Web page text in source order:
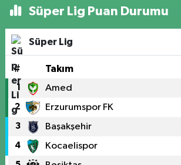
Süper Lig Puan Durumu
Süper Lig
# Takım
1 Amed
2 Erzurumspor FK
3 Başakşehir
4 Kocaelispor